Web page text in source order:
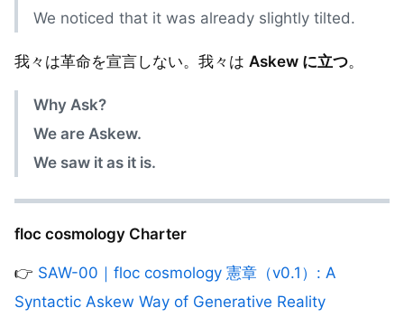
We noticed that it was already slightly tilted.
我々は革命を宣言しない。我々は Askew に立つ。
Why Ask?
We are Askew.
We saw it as it is.
floc cosmology Charter
👉 SAW-00｜floc cosmology 憲章（v0.1）: A
Syntactic Askew Way of Generative Reality